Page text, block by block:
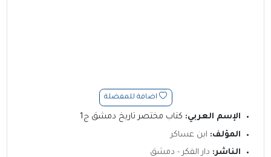
اضافة للمفضلة
الإسم العربي: كتاب مختصر تاريخ دمشق ج1
المؤلف: ابن عساكر
الناشر: دار الفكر - دمشق